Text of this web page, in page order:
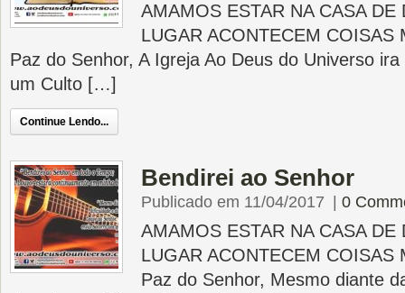
AMAMOS ESTAR NA CASA DE
LUGAR ACONTECEM
Paz do Senhor, A Igreja Ao Deus do Universo
um Culto […]
Continue Lendo...
Bendirei ao Senhor
Publicado em 11/04/2017 0
AMAMOS ESTAR NA CASA DE
LUGAR ACONTECEM
Paz do Senhor, Mesmo diante